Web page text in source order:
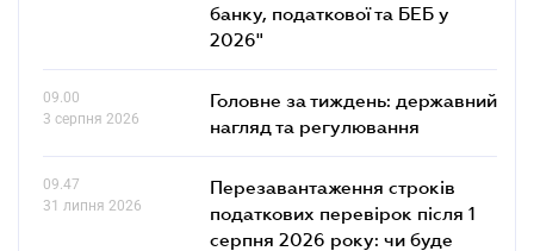
банку, податкової та БЕБ у
2026"
09.00
3 серпня 2026
Головне за тиждень: державний
нагляд та регулювання
09.47
31 липня 2026
Перезавантаження строків
податкових перевірок після 1
серпня 2026 року: чи буде